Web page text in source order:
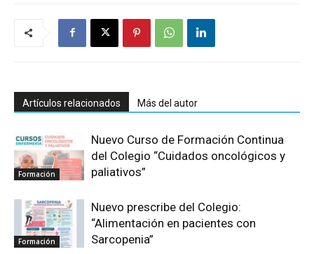
Artículos relacionados Más del autor
Formación
Nuevo Curso de Formación Continua
del Colegio “Cuidados oncológicos y
paliativos”
Formación
Nuevo prescribe del Colegio:
“Alimentación en pacientes con
Sarcopenia”